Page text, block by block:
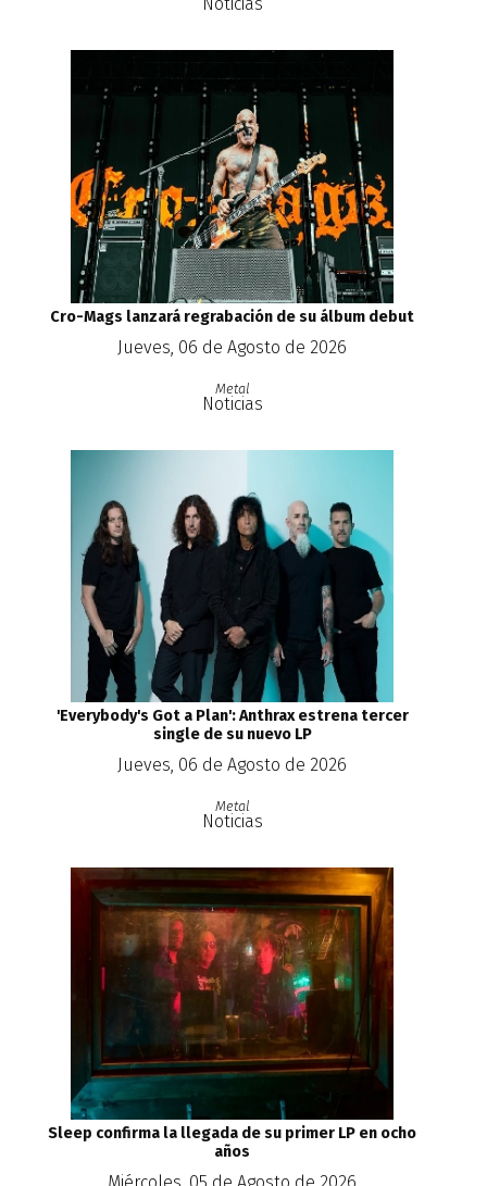
Cro-Mags lanzará regrabación de su álbum debut
Jueves, 06 de Agosto de 2026
Metal
Noticias
'Everybody's Got a Plan': Anthrax estrena tercer
single de su nuevo LP
Jueves, 06 de Agosto de 2026
Metal
Noticias
Sleep confirma la llegada de su primer LP en ocho
años